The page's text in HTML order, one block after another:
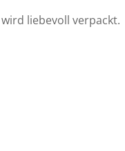
liebevoll verpackt.